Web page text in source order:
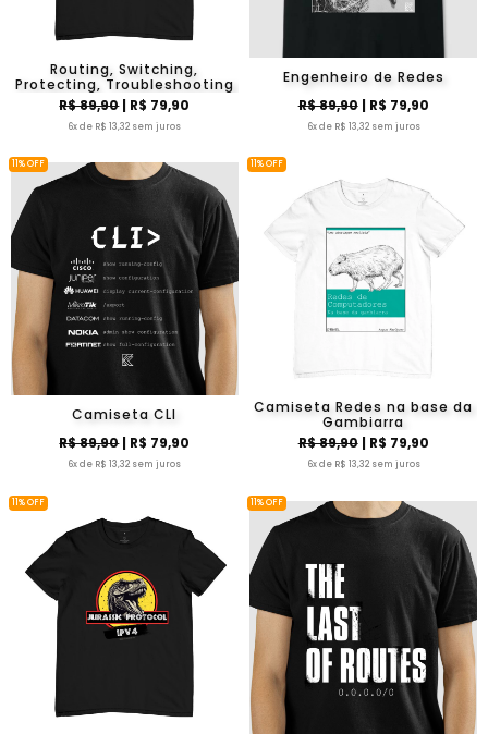
Routing, Switching,
Protecting, Troubleshooting
R$ 89,90| R$ 79,90
6x de R$ 13,32 sem juros
Engenheiro de Redes
R$ 89,90| R$ 79,90
6x de R$ 13,32 sem juros
Camiseta CLI
R$ 89,90| R$ 79,90
6x de R$ 13,32 sem juros
11% OFF
Camiseta Redes na base da
Gambiarra
R$ 89,90| R$ 79,90
6x de R$ 13,32 sem juros
11% OFF
11% OFF 11% OFF